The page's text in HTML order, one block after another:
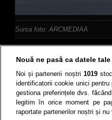
Sursa foto: ARCMEDIAA
Nouă ne pasă ca datele
Noi și partenerii noștri 1019
identificatorii cookie unici
gestiona preferințele dvs.
legitim în orice moment pe
raportate partenerilor noștri și nu